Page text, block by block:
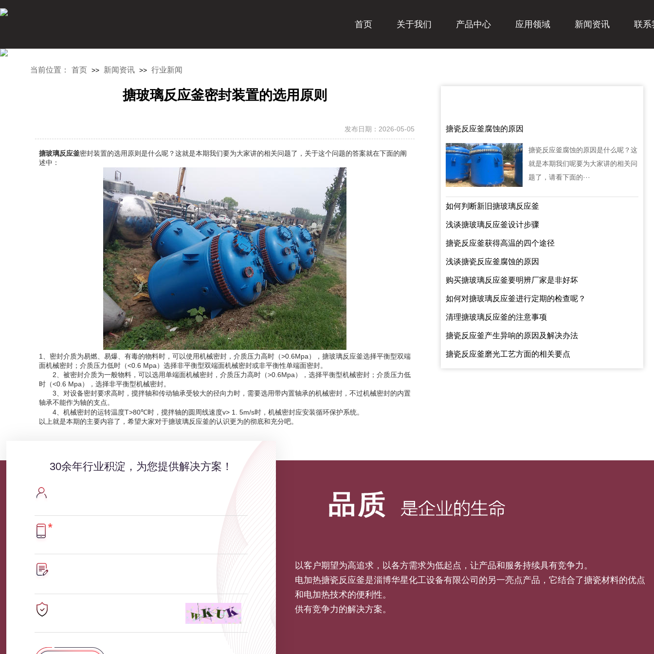
首页 关于我们 产品中心 应用领域 新闻资讯 联系
当前位置： 首页 >> 新闻资讯 >> 行业新闻
搪玻璃反应釜密封装置的选用原则
发布日期：2026-05-05
搪玻璃反应釜密封装置的选用原则是什么呢？这就是本期我们要为大家讲的相关问题了，关于这个问题的答案就在下面的阐
述中：
1、密封介质为易燃、易爆、有毒的物料时，可以使用机械密封，介质压力高时（>0.6Mpa），搪玻璃反应釜选择平衡型双端
面机械密封；介质压力低时（<0.6 Mpa）选择非平衡型双端面机械密封或非平衡性单端面密封。
2、被密封介质为一般物料，可以选用单端面机械密封，介质压力高时（>0.6Mpa），选择平衡型机械密封；介质压力低
时（<0.6 Mpa），选择非平衡型机械密封。
3、对设备密封要求高时，搅拌轴和传动轴承受较大的径向力时，需要选用带内置轴承的机械密封，不过机械密封的内置
轴承不能作为轴的支点。
4、机械密封的运转温度T>80℃时，搅拌轴的圆周线速度v> 1. 5m/s时，机械密封应安装循环保护系统。
以上就是本期的主要内容了，希望大家对于搪玻璃反应釜的认识更为的彻底和充分吧。
搪瓷反应釜腐蚀的原因
搪瓷反应釜腐蚀的原因是什么呢？这
就是本期我们呢要为大家讲的相关问
题了，请看下面的···
如何判断新旧搪玻璃反应釜
浅谈搪玻璃反应釜设计步骤
搪瓷反应釜获得高温的四个途径
浅谈搪瓷反应釜腐蚀的原因
购买搪玻璃反应釜要明辨厂家是非好坏
如何对搪玻璃反应釜进行定期的检查呢？
清理搪玻璃反应釜的注意事项
搪瓷反应釜产生异响的原因及解决办法
搪瓷反应釜磨光工艺方面的相关要点
30余年行业积淀，为您提供解决方案！
以客户期望为高追求，以各方需求为低起点，让产品和服务持续具有竞争力。
电加热搪瓷反应釜是淄博华星化工设备有限公司的另一亮点产品，它结合了搪瓷材料的优点
和电加热技术的便利性。
供有竞争力的解决方案。